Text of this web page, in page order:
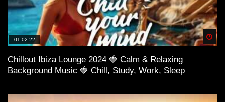
01:02:22
Chillout Ibiza Lounge 2024 🍓 Calm & Relaxing
Background Music 🍓 Chill, Study, Work, Sleep